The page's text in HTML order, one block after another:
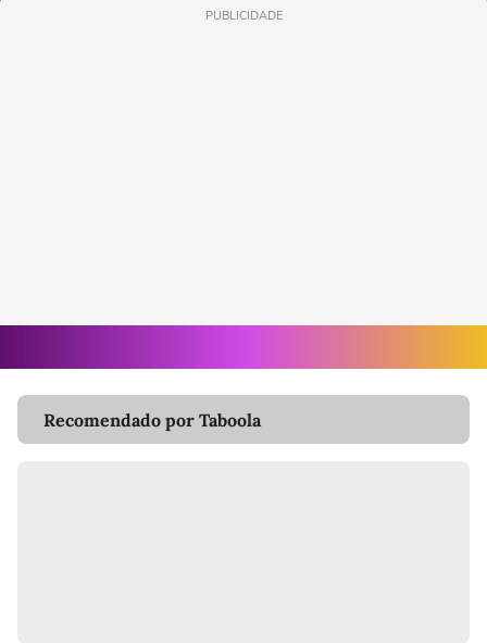
PUBLICIDADE
Recomendado por Taboola